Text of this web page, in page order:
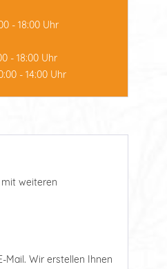
- 18:00 Uhr
- 18:00 Uhr
- 14:00 Uhr
weiteren
Mail. Wir erstellen Ihnen